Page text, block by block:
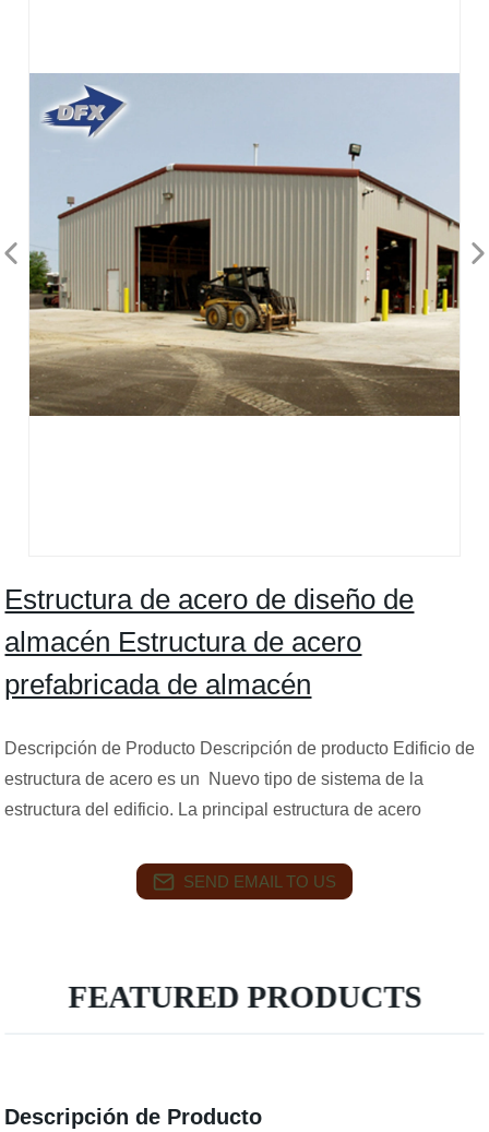
Estructura de acero de diseño de
almacén Estructura de acero
prefabricada de almacén
Descripción de Producto Descripción de producto Edificio de
estructura de acero es un Nuevo tipo de sistema de la
estructura del edificio. La principal estructura de acero
SEND EMAIL TO US
FEATURED PRODUCTS
Descripción de Producto